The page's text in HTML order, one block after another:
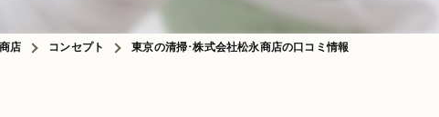
店 コンセプト 東京の清掃･株式会社松永商店の口コミ情報